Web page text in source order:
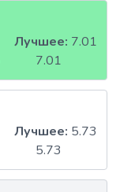
7.01
Лучшее: 7.01
5.73
Лучшее: 5.73